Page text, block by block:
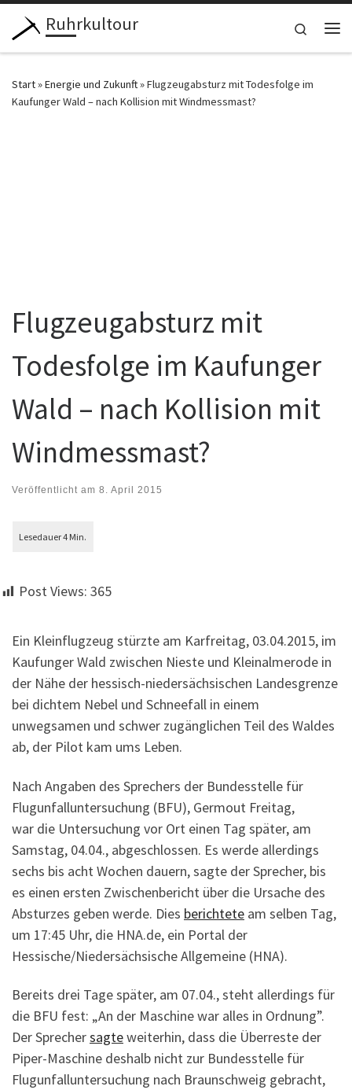
Zum Inhalt springen
Ruhrkultour
Search
Start»Energie und Zukunft»Flugzeugabsturz mit Todesfolge im
Kaufunger Wald – nach Kollision mit Windmessmast?
Flugzeugabsturz mit
Todesfolge im Kaufunger
Wald – nach Kollision mit
Windmessmast?
Veröffentlicht am 8. April 2015
Post Views: 365
Ein Kleinflugzeug stürzte am Karfreitag, 03.04.2015, im
Kaufunger Wald zwischen Nieste und Kleinalmerode in
der Nähe der hessisch-niedersächsischen Landesgrenze
bei dichtem Nebel und Schneefall in einem
unwegsamen und schwer zugänglichen Teil des Waldes
ab, der Pilot kam ums Leben.
Nach Angaben des Sprechers der Bundesstelle für
Flugunfalluntersuchung (BFU), Germout Freitag,
war die Untersuchung vor Ort einen Tag später, am
Samstag, 04.04., abgeschlossen. Es werde allerdings
sechs bis acht Wochen dauern, sagte der Sprecher, bis
es einen ersten Zwischenbericht über die Ursache des
Absturzes geben werde. Dies berichtete am selben Tag,
um 17:45 Uhr, die HNA.de, ein Portal der
Hessische/Niedersächsische Allgemeine (HNA).
Bereits drei Tage später, am 07.04., steht allerdings für
die BFU fest: „An der Maschine war alles in Ordnung”.
Der Sprechersagteweiterhin, dass die Überreste der
Piper-Maschine deshalb nicht zur Bundesstelle für
Flugunfalluntersuchung nach Braunschweig gebracht,